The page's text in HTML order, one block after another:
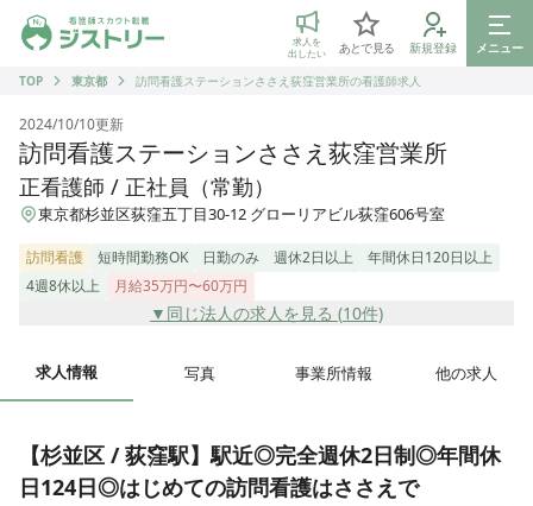
ジストリー 看護師の転職マッチング
求人を
出したい
あとで見る 新規登録
メニュー
TOP
東京都 訪問看護ステーションささえ荻窪営業所の看護師求人
2024/10/10更新
訪問看護ステーションささえ荻窪営業所
正看護師 / 正社員（常勤）
東京都杉並区荻窪五丁目30-12 グローリアビル荻窪606号室
訪問看護 短時間勤務OK 日勤のみ 週休2日以上
年間休日120日以上
4週8休以上
月給35万円〜60万円
▼同じ法人の求人を見る (10件)
求人情報 写真 事業所情報 他の求人
【杉並区 / 荻窪駅】駅近◎完全週休2日制◎年間休
日124日◎はじめての訪問看護はささえで